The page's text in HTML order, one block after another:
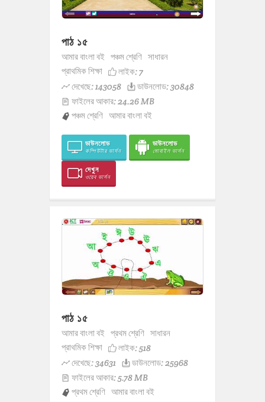
পাঠ ১৫
আমার বাংলা বই পঞ্চম শ্রেণি সাধারন
প্রাথমিক শিক্ষা
লাইক:7
দেখেছে: 143058
ডাউনলোড: 30848
ফাইলের আকার: 24.26 MB
পঞ্চম শ্রেণি আমার বাংলা বই
ডাউনলোড
কম্পিউটার ভার্সন
ডাউনলোড
মোবাইল ভার্সন
দেখুন
ওয়েব ভার্সন
পাঠ ১৫
আমার বাংলা বই প্রথম শ্রেণি সাধারন
প্রাথমিক শিক্ষা
লাইক:518
দেখেছে: 34631
ডাউনলোড: 25968
ফাইলের আকার: 5.78 MB
প্রথম শ্রেণি আমার বাংলা বই